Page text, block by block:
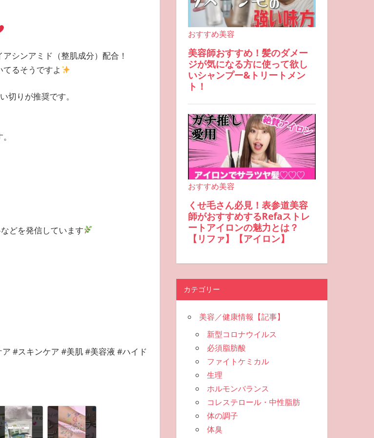
シンアミド（整肌成分）配合！
るそうですよ
切りが推奨です。
どを発信しています
#スキンケア #美肌 #美容液 #ハイド
カテゴリー
美容／健康情報【記事】
新型コロナウイルス
必須脂肪酸
ファイトケミカル
生理
ホルモンバランス
コレステロール・中性脂肪
体の調子
体臭